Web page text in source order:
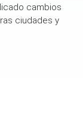
cambios
ciudades y